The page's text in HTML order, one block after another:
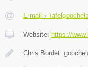
E-mail ›
Website: https://
Chris Bordet: